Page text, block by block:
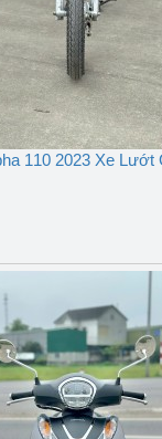
110 2023 Xe